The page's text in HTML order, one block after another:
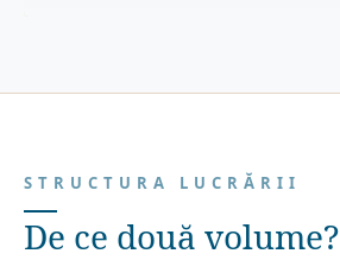
STRUCTURA LUCRĂRII
De ce două volume?